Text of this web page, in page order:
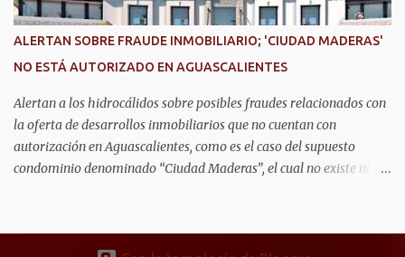
por ellos mismos deberán recorrer una pista siguiendo una línea
con la mayor velocidad y exactitud. Este logro refleja cómo en
Aguascalientes se impulsa el desarrollo de nuevas competencias,
formando generaciones capaces de innovar y competir al más alto
nivel global.
ALERTAN SOBRE FRAUDE INMOBILIARIO; 'CIUDAD MADERAS'
NO ESTÁ AUTORIZADO EN AGUASCALIENTES
Alertan a los hidrocálidos sobre posibles fraudes relacionados con
la oferta de desarrollos inmobiliarios que no cuentan con
autorización en Aguascalientes, como es el caso del supuesto
condominio denominado “Ciudad Maderas”, el cual no existe ni
Municipal. Explicó que dicho desarrollo corresponde a otro